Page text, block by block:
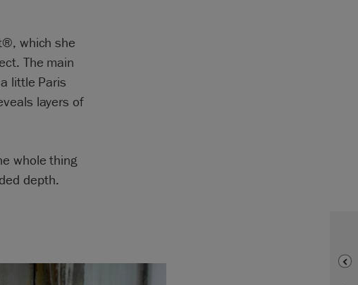
which she
The main
little Paris
layers of
whole thing
depth.